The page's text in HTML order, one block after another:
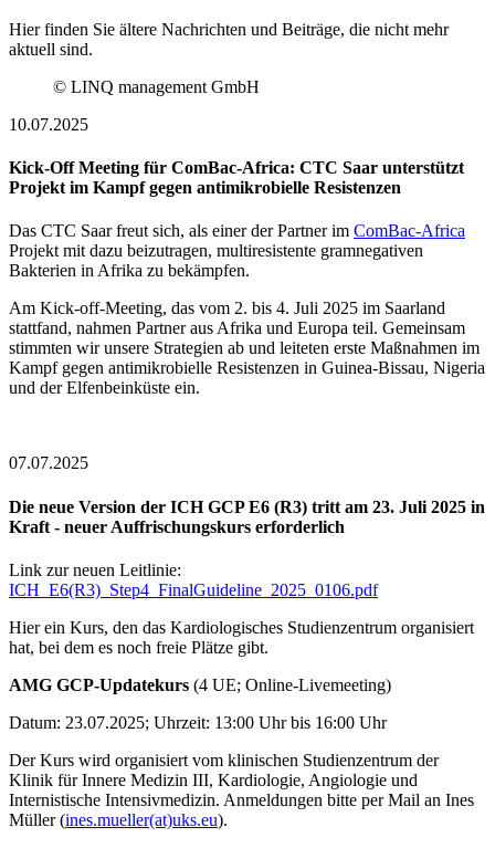
Hier finden Sie ältere Nachrichten und Beiträge, die nicht mehr
aktuell sind.
© LINQ management GmbH
10.07.2025
Kick-Off Meeting für ComBac-Africa: CTC Saar unterstützt
Projekt im Kampf gegen antimikrobielle Resistenzen
Das CTC Saar freut sich, als einer der Partner im ComBac-Africa
Projekt mit dazu beizutragen, multiresistente gramnegativen
Bakterien in Afrika zu bekämpfen.
Am Kick-off-Meeting, das vom 2. bis 4. Juli 2025 im Saarland
stattfand, nahmen Partner aus Afrika und Europa teil. Gemeinsam
stimmten wir unsere Strategien ab und leiteten erste Maßnahmen im
Kampf gegen antimikrobielle Resistenzen in Guinea-Bissau, Nigeria
und der Elfenbeinküste ein.
07.07.2025
Die neue Version der ICH GCP E6 (R3) tritt am 23. Juli 2025 in
Kraft - neuer Auffrischungskurs erforderlich
Link zur neuen Leitlinie:
ICH_E6(R3)_Step4_FinalGuideline_2025_0106.pdf
Hier ein Kurs, den das Kardiologisches Studienzentrum organisiert
hat, bei dem es noch freie Plätze gibt.
AMG GCP-Updatekurs (4 UE; Online-Livemeeting)
Datum: 23.07.2025; Uhrzeit: 13:00 Uhr bis 16:00 Uhr
Der Kurs wird organisiert vom klinischen Studienzentrum der
Klinik für Innere Medizin III, Kardiologie, Angiologie und
Internistische Intensivmedizin. Anmeldungen bitte per Mail an Ines
Müller (ines.mueller(at)uks.eu).